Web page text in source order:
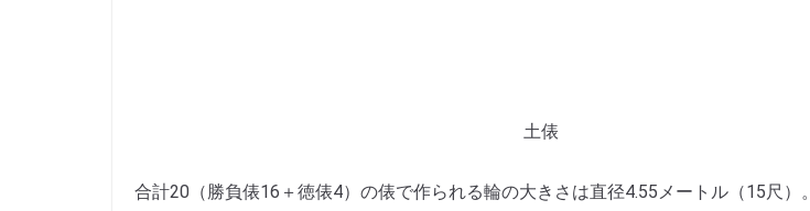
土俵
合計20（勝負俵16＋徳俵4）の俵で作られる輪の大きさは直径4.55メートル（15尺）。